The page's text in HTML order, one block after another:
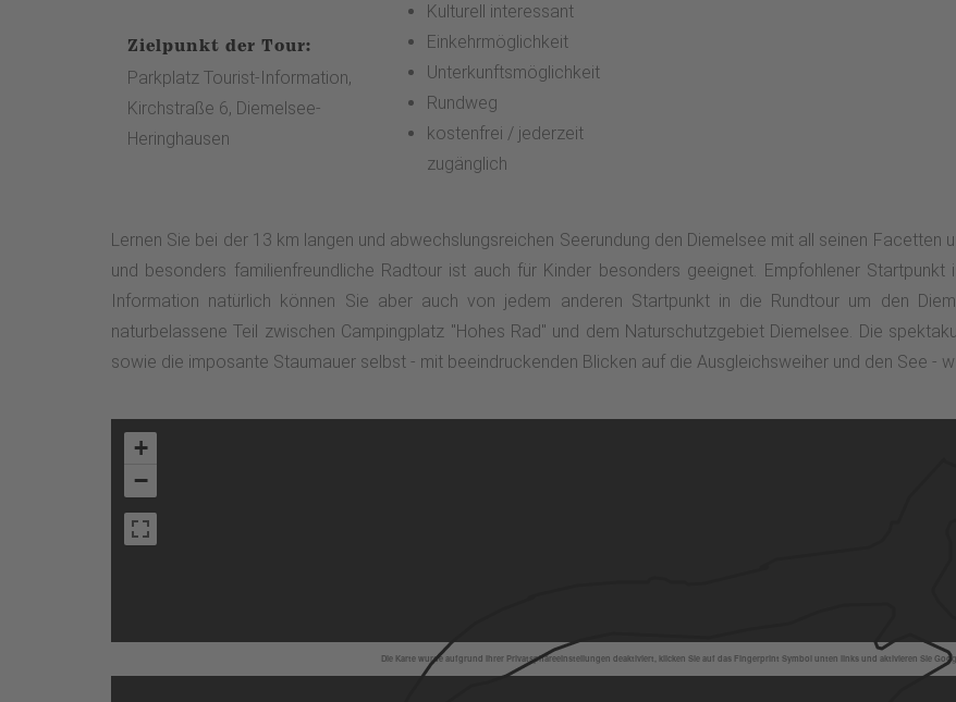
Zielpunkt der Tour:
Parkplatz Tourist-Information,
Kirchstraße 6, Diemelsee-
Heringhausen
Kulturell interessant
Einkehrmöglichkeit
Unterkunftsmöglichkeit
Rundweg
kostenfrei / jederzeit
zugänglich
Lernen Sie bei der 13 km langen und abwechslungsreichen Seerundung den Diemelsee mit all seinen Facetten
und besonders familienfreundliche Radtour ist auch für Kinder besonders geeignet. Empfohlener
Information natürlich können Sie aber auch von jedem anderen Startpunkt in die Rundtour um den
naturbelassene Teil zwischen Campingplatz "Hohes Rad" und dem Naturschutzgebiet Diemelsee. Die
sowie die imposante Staumauer selbst - mit beeindruckenden Blicken auf die Ausgleichsweiher und den See -
Die Karte wurde aufgrund Ihrer Privatsphäreeinstellungen deaktiviert, klicken Sie auf das Fingerprint Symbol unten links und aktivieren Sie
+
−